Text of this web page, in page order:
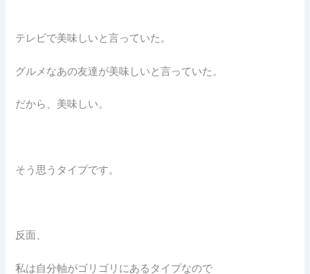
テレビで美味しいと言っていた。
グルメなあの友達が美味しいと言っていた。
だから、美味しい。
そう思うタイプです。
反面、
私は自分軸がゴリゴリにあるタイプなので